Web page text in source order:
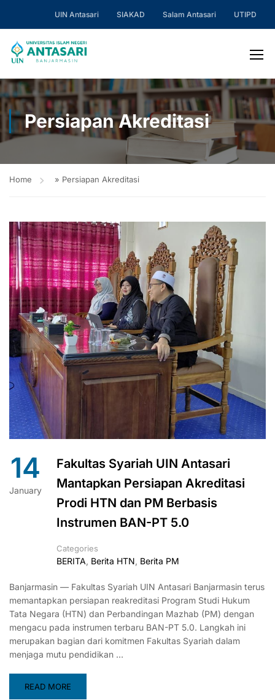
UIN Antasari SIAKAD Salam Antasari UTIPD
Persiapan Akreditasi
Home » Persiapan Akreditasi
14
January
Fakultas Syariah UIN Antasari
Mantapkan Persiapan Akreditasi
Prodi HTN dan PM Berbasis
Instrumen BAN-PT 5.0
Categories
BERITA, Berita HTN, Berita PM
Banjarmasin — Fakultas Syariah UIN Antasari Banjarmasin terus
memantapkan persiapan reakreditasi Program Studi Hukum
Tata Negara (HTN) dan Perbandingan Mazhab (PM) dengan
mengacu pada instrumen terbaru BAN-PT 5.0. Langkah ini
merupakan bagian dari komitmen Fakultas Syariah dalam
menjaga mutu pendidikan …
READ MORE